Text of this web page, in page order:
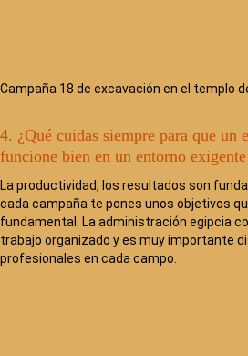
Campaña 18 de excavación en el templo
4. ¿Qué cuidas siempre para que un
funcione bien en un entorno
La productividad, los resultados son
cada campaña te pones unos objetivos
fundamental. La administración egipcia
trabajo organizado y es muy importante
profesionales en cada campo.